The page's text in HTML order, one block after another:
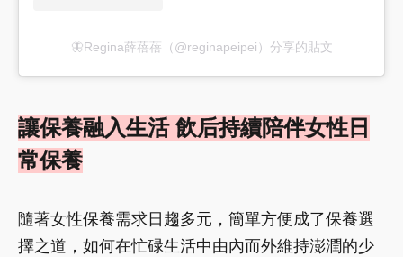
🦋Regina薛蓓蓓（@reginapeipei）分享的貼文
讓保養融入生活 飲后持續陪伴女性日
常保養
隨著女性保養需求日趨多元，簡單方便成了保養選
擇之道，如何在忙碌生活中由內而外維持澎潤的少